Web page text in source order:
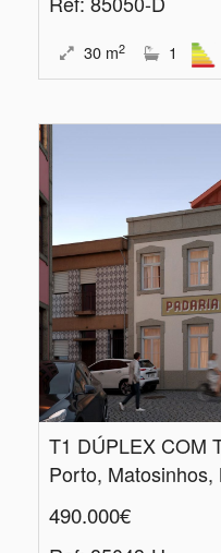
30 m2 1
490.000€